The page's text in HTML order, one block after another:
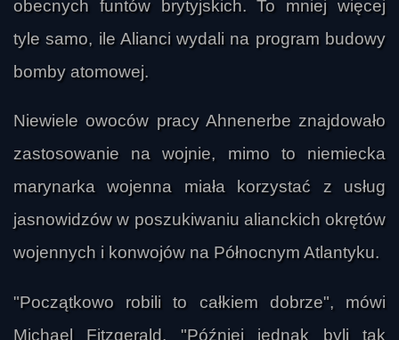
obecnych funtów brytyjskich. To mniej więcej
tyle samo, ile Alianci wydali na program budowy
bomby atomowej.
Niewiele owoców pracy Ahnenerbe znajdowało
zastosowanie na wojnie, mimo to niemiecka
marynarka wojenna miała korzystać z usług
jasnowidzów w poszukiwaniu alianckich okrętów
wojennych i konwojów na Północnym Atlantyku.
"Początkowo robili to całkiem dobrze", mówi
Michael Fitzgerald. "Później jednak byli tak